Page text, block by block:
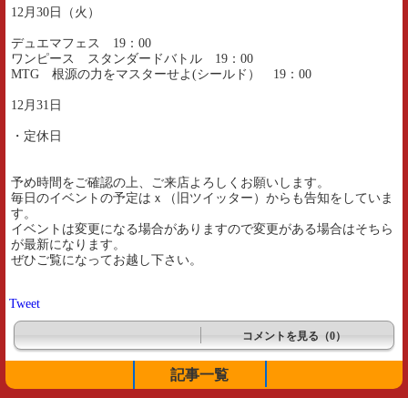
12月30日（火）
デュエマフェス 19：00
ワンピース スタンダードバトル 19：00
MTG 根源の力をマスターせよ(シールド） 19：00
12月31日
・定休日
予め時間をご確認の上、ご来店よろしくお願いします。
毎日のイベントの予定はｘ（旧ツイッター）からも告知をしていま
す。
イベントは変更になる場合がありますので変更がある場合はそちら
が最新になります。
ぜひご覧になってお越し下さい。
Tweet
コメントを見る（0）
記事一覧